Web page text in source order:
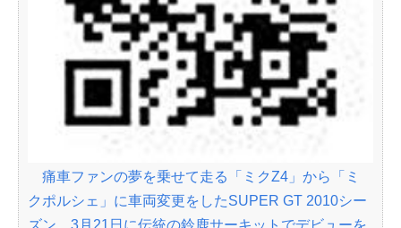
痛車ファンの夢を乗せて走る「ミクZ4」から「ミ
クポルシェ」に車両変更をしたSUPER GT 2010シー
ズン。3月21日に伝統の鈴鹿サーキットでデビューを